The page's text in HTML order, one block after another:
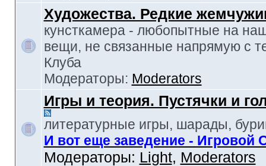
Художества. Редкие
кунсткамера - любопытные на
вещи, не связанные напрямую с
Клуба
Модераторы: Moderators
Игры и теория. Пустячки и
литературные игры, шарады,
И вот еще заведение - Игровой
Модераторы: Light, Moderators